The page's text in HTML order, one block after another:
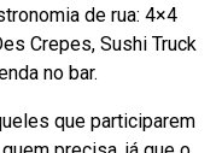
de rua: 4×4
Crepes, Sushi Truck
no bar.
que participarem